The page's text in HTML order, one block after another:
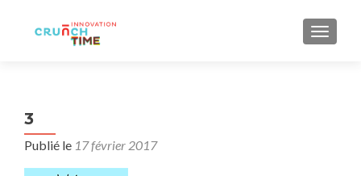
3
Publié le 17 février 2017